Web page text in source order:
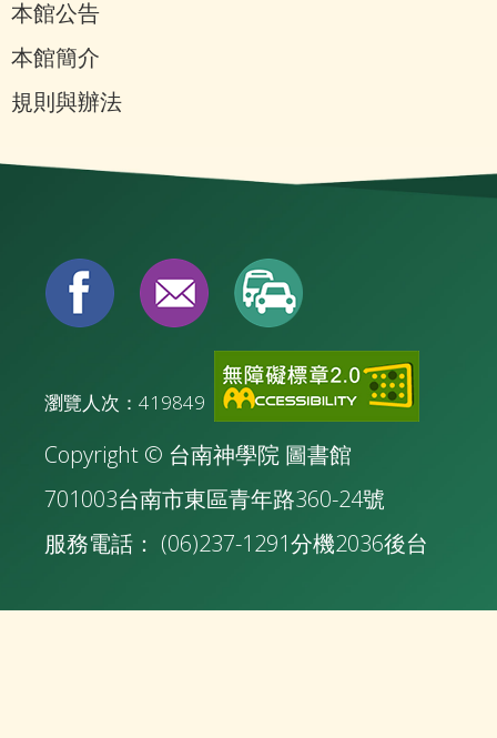
本館公告
本館簡介
規則與辦法
瀏覽人次：419849
Copyright © 台南神學院 圖書館
701003台南市東區青年路360-24號
服務電話： (06)237-1291分機2036後台